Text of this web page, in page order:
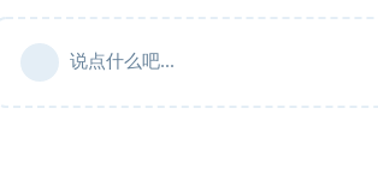
说点什么吧...